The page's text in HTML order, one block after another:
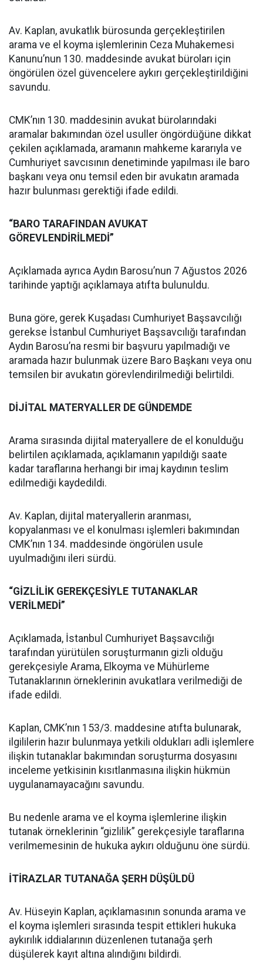
Av. Kaplan, avukatlık bürosunda gerçekleştirilen
arama ve el koyma işlemlerinin Ceza Muhakemesi
Kanunu’nun 130. maddesinde avukat büroları için
öngörülen özel güvencelere aykırı gerçekleştirildiğini
savundu.
CMK’nın 130. maddesinin avukat bürolarındaki
aramalar bakımından özel usuller öngördüğüne dikkat
çekilen açıklamada, aramanın mahkeme kararıyla ve
Cumhuriyet savcısının denetiminde yapılması ile baro
başkanı veya onu temsil eden bir avukatın aramada
hazır bulunması gerektiği ifade edildi.
“BARO TARAFINDAN AVUKAT
GÖREVLENDİRİLMEDİ”
Açıklamada ayrıca Aydın Barosu’nun 7 Ağustos 2026
tarihinde yaptığı açıklamaya atıfta bulunuldu.
Buna göre, gerek Kuşadası Cumhuriyet Başsavcılığı
gerekse İstanbul Cumhuriyet Başsavcılığı tarafından
Aydın Barosu’na resmi bir başvuru yapılmadığı ve
aramada hazır bulunmak üzere Baro Başkanı veya onu
temsilen bir avukatın görevlendirilmediği belirtildi.
DİJİTAL MATERYALLER DE GÜNDEMDE
Arama sırasında dijital materyallere de el konulduğu
belirtilen açıklamada, açıklamanın yapıldığı saate
kadar taraflarına herhangi bir imaj kaydının teslim
edilmediği kaydedildi.
Av. Kaplan, dijital materyallerin aranması,
kopyalanması ve el konulması işlemleri bakımından
CMK’nın 134. maddesinde öngörülen usule
uyulmadığını ileri sürdü.
“GİZLİLİK GEREKÇESİYLE TUTANAKLAR
VERİLMEDİ”
Açıklamada, İstanbul Cumhuriyet Başsavcılığı
tarafından yürütülen soruşturmanın gizli olduğu
gerekçesiyle Arama, Elkoyma ve Mühürleme
Tutanaklarının örneklerinin avukatlara verilmediği de
ifade edildi.
Kaplan, CMK’nın 153/3. maddesine atıfta bulunarak,
ilgililerin hazır bulunmaya yetkili oldukları adli işlemlere
ilişkin tutanaklar bakımından soruşturma dosyasını
inceleme yetkisinin kısıtlanmasına ilişkin hükmün
uygulanamayacağını savundu.
Bu nedenle arama ve el koyma işlemlerine ilişkin
tutanak örneklerinin “gizlilik” gerekçesiyle taraflarına
verilmemesinin de hukuka aykırı olduğunu öne sürdü.
İTİRAZLAR TUTANAĞA ŞERH DÜŞÜLDÜ
Av. Hüseyin Kaplan, açıklamasının sonunda arama ve
el koyma işlemleri sırasında tespit ettikleri hukuka
aykırılık iddialarının düzenlenen tutanağa şerh
düşülerek kayıt altına alındığını bildirdi.